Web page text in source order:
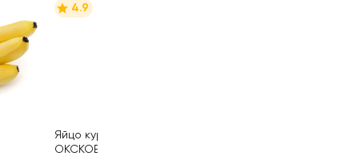
4.9
Яйцо куриное
ОКСКОЕ С1